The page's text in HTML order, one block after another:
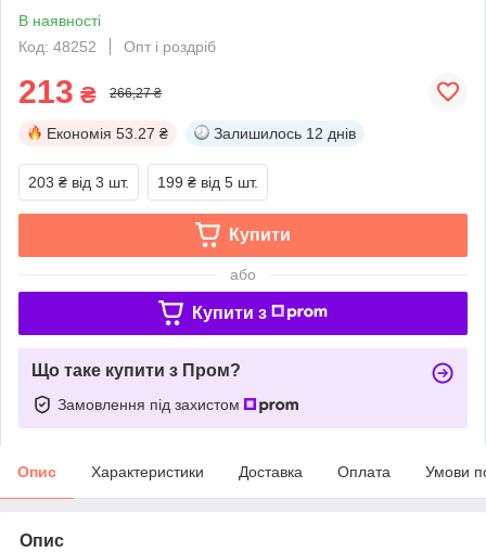
В наявності
Код: 48252
Опт і роздріб
213 ₴ 266,27 ₴
Економія 53.27 ₴ Залишилось 12 днів
203 ₴ від 3 шт. 199 ₴ від 5 шт.
Купити
або
Купити з
Що таке купити з Пром?
Замовлення під захистом
Опис Характеристики Доставка Оплата Умови
Опис